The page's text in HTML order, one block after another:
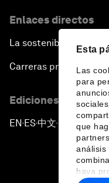
Esta
Las
para
que
análisis
haya
Enlaces directos
La sostenibilidad en el
Carreras profesionales
Ediciones en otros
EN ▪ES▪中文▪ 日本語